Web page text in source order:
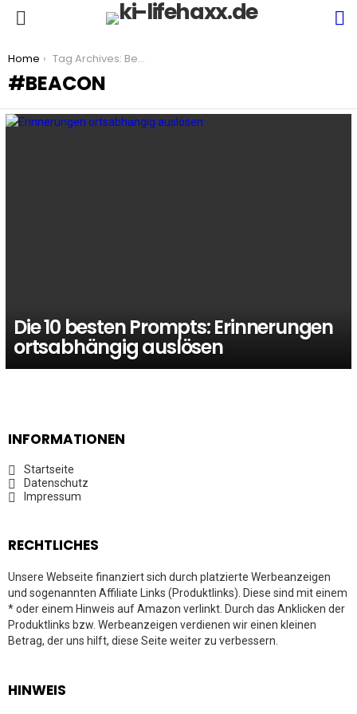
You are here:
Home Tag Archives: Beacon
BEACON
Die 10 besten Prompts: Erinnerungen
ortsabhängig auslösen
INFORMATIONEN
Startseite
Datenschutz
Impressum
RECHTLICHES
Unsere Webseite finanziert sich durch platzierte Werbeanzeigen
und sogenannten Affiliate Links (Produktlinks). Diese sind mit einem
* oder einem Hinweis auf Amazon verlinkt. Durch das Anklicken der
Produktlinks bzw. Werbeanzeigen verdienen wir einen kleinen
Betrag, der uns hilft, diese Seite weiter zu verbessern.
HINWEIS